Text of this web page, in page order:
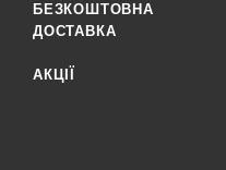
БЕЗКОШТОВНА
ДОСТАВКА
АКЦІЇ